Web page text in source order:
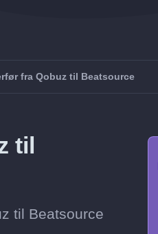
fra Qobuz til Beatsource
til
til Beatsource